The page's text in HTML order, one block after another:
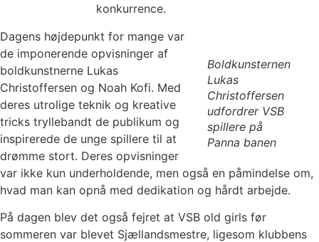
konkurrence.
Boldkunsternen
Lukas
Christoffersen
udfordrer VSB
spillere på
Panna banen
Dagens højdepunkt for mange var
de imponerende opvisninger af
boldkunstnerne Lukas
Christoffersen og Noah Kofi. Med
deres utrolige teknik og kreative
tricks tryllebandt de publikum og
inspirerede de unge spillere til at
drømme stort. Deres opvisninger
var ikke kun underholdende, men også en påmindelse om,
hvad man kan opnå med dedikation og hårdt arbejde.
På dagen blev det også fejret at VSB old girls før
sommeren var blevet Sjællandsmestre, ligesom klubbens